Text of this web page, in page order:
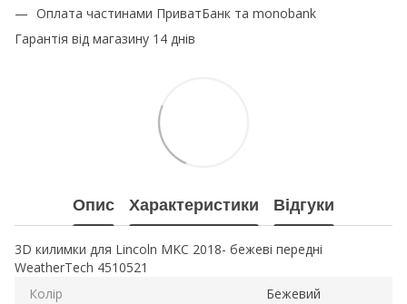
Оплата частинами ПриватБанк та monobank
Гарантія від магазину 14 днів
Опис Характеристики Відгуки
3D килимки для Lincoln MKC 2018- бежеві передні
WeatherTech 4510521
Колір
Бежевий